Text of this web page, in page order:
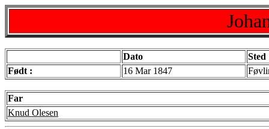
Dato
Sted
Født :
16 Mar 1847
Far
Knud Olesen